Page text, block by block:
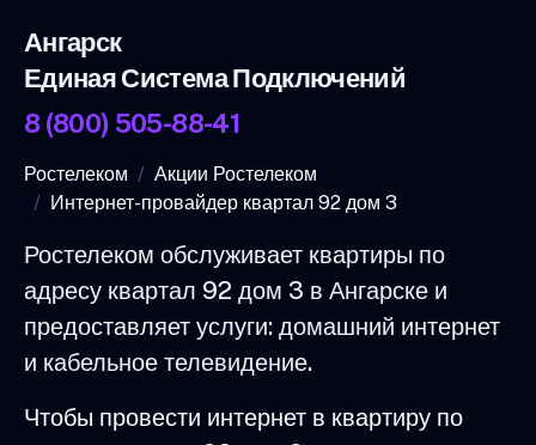
Ангарск
Единая Система Подключений
8 (800) 505-88-41
Ростелеком
Акции Ростелеком
Интернет-провайдер квартал 92 дом 3
Ростелеком обслуживает квартиры по
адресу квартал 92 дом 3 в Ангарске и
предоставляет услуги: домашний интернет
и кабельное телевидение.
Чтобы провести интернет в квартиру по